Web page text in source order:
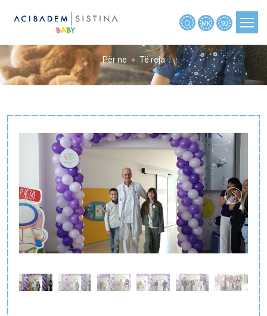
PLANIFIKIMI I SHTATZËNISË
SHTATZËNIA JAVË PAS JAVE
BEBE
MJETE
TË REJA
NËNAT RRËFYEN
NËNAT PYETËN
MK SQ
Për ne Të reja